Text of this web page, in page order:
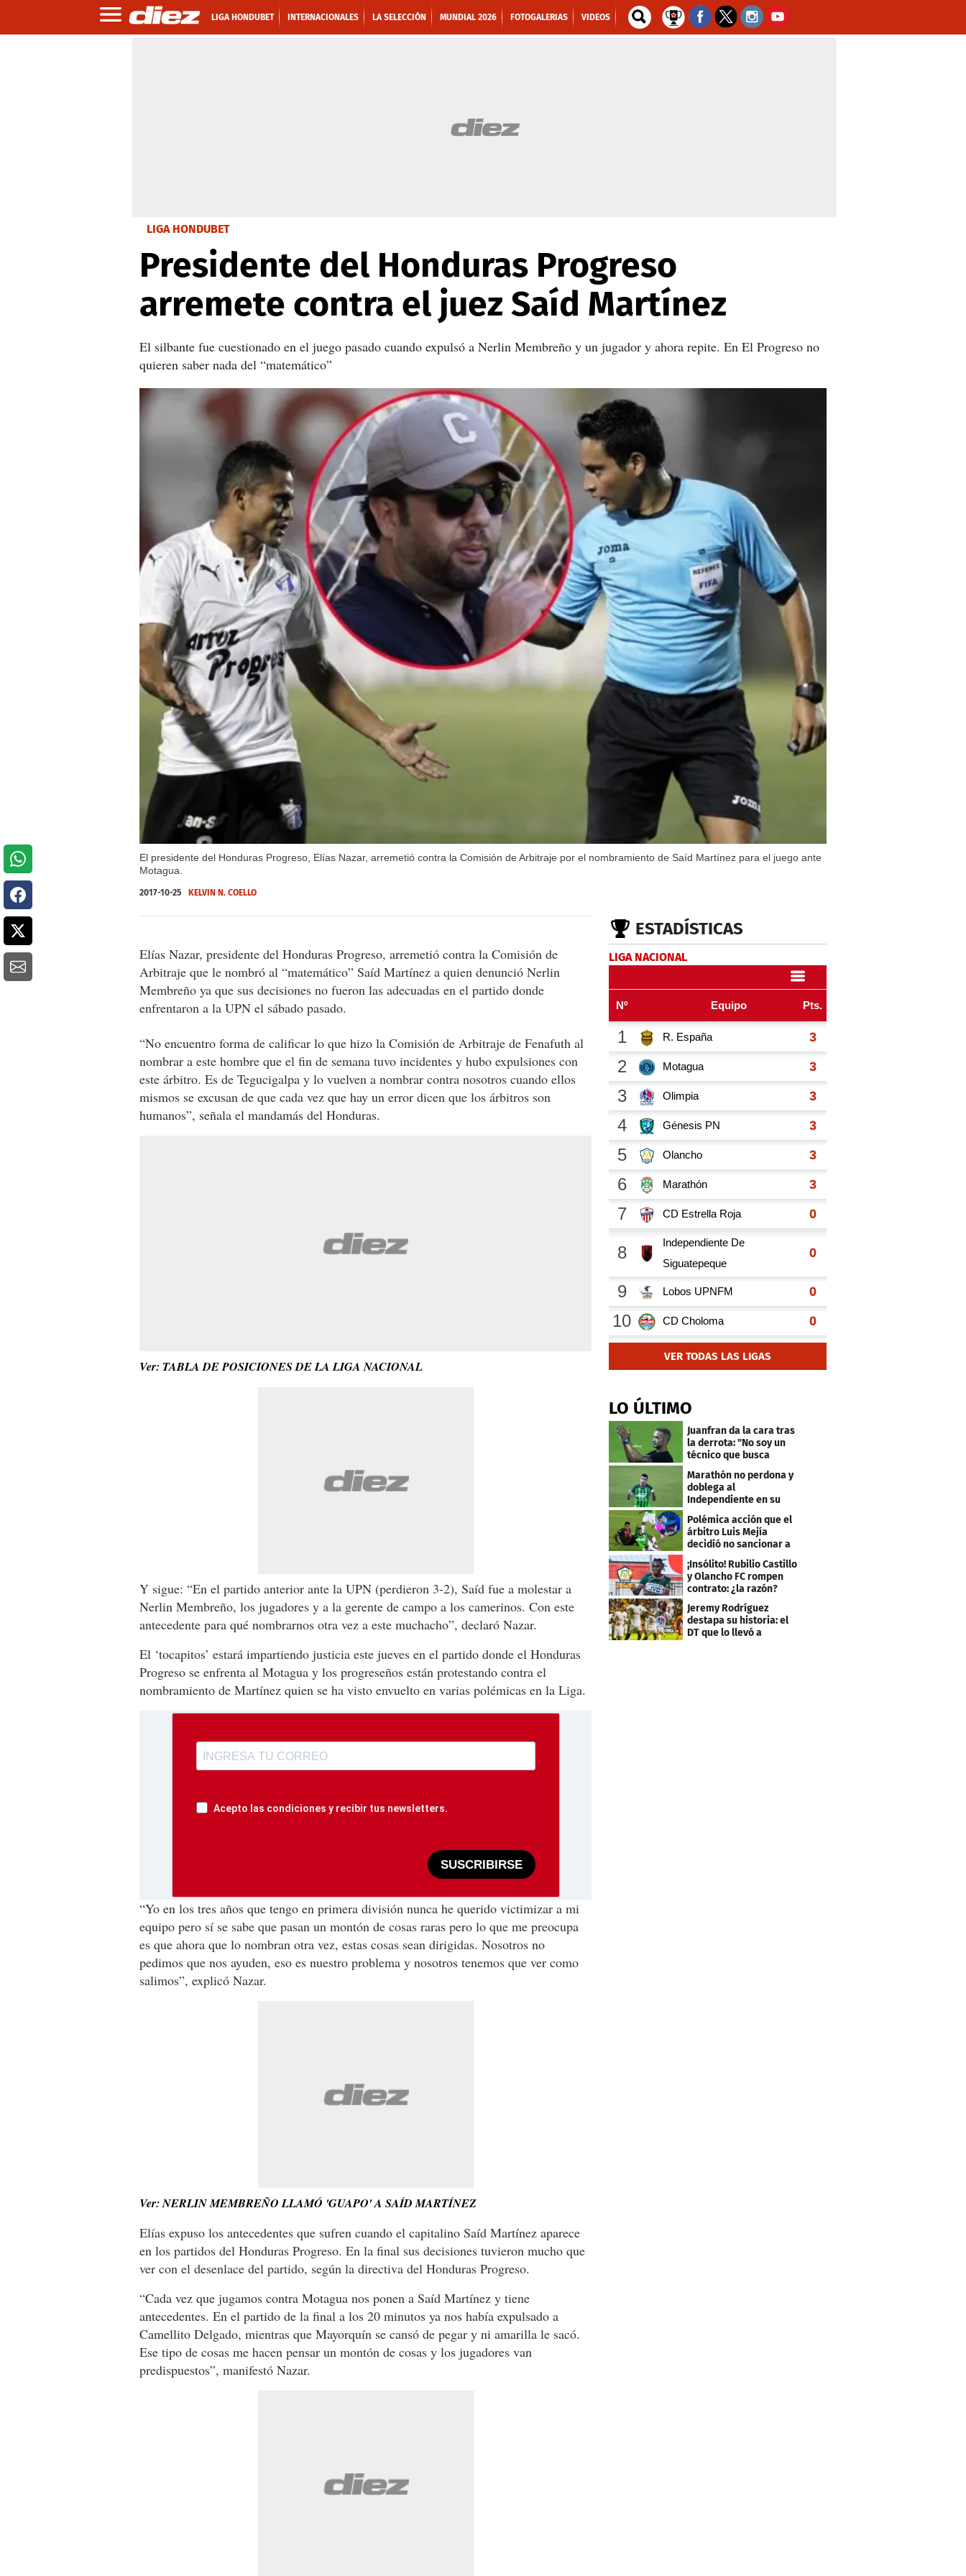
LIGA HONDUBET INTERNACIONALES LA SELECCIÓN MUNDIAL 2026 FOTOGALERIAS VIDEOS
LIGA HONDUBET
Presidente del Honduras Progreso
arremete contra el juez Saíd Martínez
El silbante fue cuestionado en el juego pasado cuando expulsó a Nerlin Membreño y un jugador y ahora repite. En El Progreso no
quieren saber nada del “matemático”
El presidente del Honduras Progreso, Elías Nazar, arremetió contra la Comisión de Arbitraje por el nombramiento de Saíd Martínez para el juego ante
Motagua.
2017-10-25 KELVIN N. COELLO
Elías Nazar, presidente del Honduras Progreso, arremetió contra la Comisión de
Arbitraje que le nombró al “matemático” Saíd Martínez a quien denunció Nerlin
Membreño ya que sus decisiones no fueron las adecuadas en el partido donde
enfrentaron a la UPN el sábado pasado.
“No encuentro forma de calificar lo que hizo la Comisión de Arbitraje de Fenafuth al
nombrar a este hombre que el fin de semana tuvo incidentes y hubo expulsiones con
este árbitro. Es de Tegucigalpa y lo vuelven a nombrar contra nosotros cuando ellos
mismos se excusan de que cada vez que hay un error dicen que los árbitros son
humanos”, señala el mandamás del Honduras.
Ver: TABLA DE POSICIONES DE LA LIGA NACIONAL
Y sigue: “En el partido anterior ante la UPN (perdieron 3-2), Saíd fue a molestar a
Nerlin Membreño, los jugadores y a la gerente de campo a los camerinos. Con este
antecedente para qué nombrarnos otra vez a este muchacho”, declaró Nazar.
El ‘tocapitos’ estará impartiendo justicia este jueves en el partido donde el Honduras
Progreso se enfrenta al Motagua y los progreseños están protestando contra el
nombramiento de Martínez quien se ha visto envuelto en varias polémicas en la Liga.
Acepto las condiciones y recibir tus newsletters.
SUSCRIBIRSE
“Yo en los tres años que tengo en primera división nunca he querido victimizar a mi
equipo pero sí se sabe que pasan un montón de cosas raras pero lo que me preocupa
es que ahora que lo nombran otra vez, estas cosas sean dirigidas. Nosotros no
pedimos que nos ayuden, eso es nuestro problema y nosotros tenemos que ver como
salimos”, explicó Nazar.
Ver: NERLIN MEMBREÑO LLAMÓ 'GUAPO' A SAÍD MARTÍNEZ
Elías expuso los antecedentes que sufren cuando el capitalino Saíd Martínez aparece
en los partidos del Honduras Progreso. En la final sus decisiones tuvieron mucho que
ver con el desenlace del partido, según la directiva del Honduras Progreso.
“Cada vez que jugamos contra Motagua nos ponen a Saíd Martínez y tiene
antecedentes. En el partido de la final a los 20 minutos ya nos había expulsado a
Camellito Delgado, mientras que Mayorquín se cansó de pegar y ni amarilla le sacó.
Ese tipo de cosas me hacen pensar un montón de cosas y los jugadores van
predispuestos”, manifestó Nazar.
ESTADÍSTICAS
LIGA NACIONAL
VER TODAS LAS LIGAS
LO ÚLTIMO
Juanfran da la cara tras
la derrota: "No soy un
técnico que busca
excusas"
Marathón no perdona y
doblega al
Independiente en su
bienvenida a primera
Polémica acción que el
árbitro Luis Mejía
decidió no sancionar a
Independiente
¡Insólito! Rubilio Castillo
y Olancho FC rompen
contrato: ¿la razón?
Jeremy Rodríguez
destapa su historia: el
DT que lo llevó a